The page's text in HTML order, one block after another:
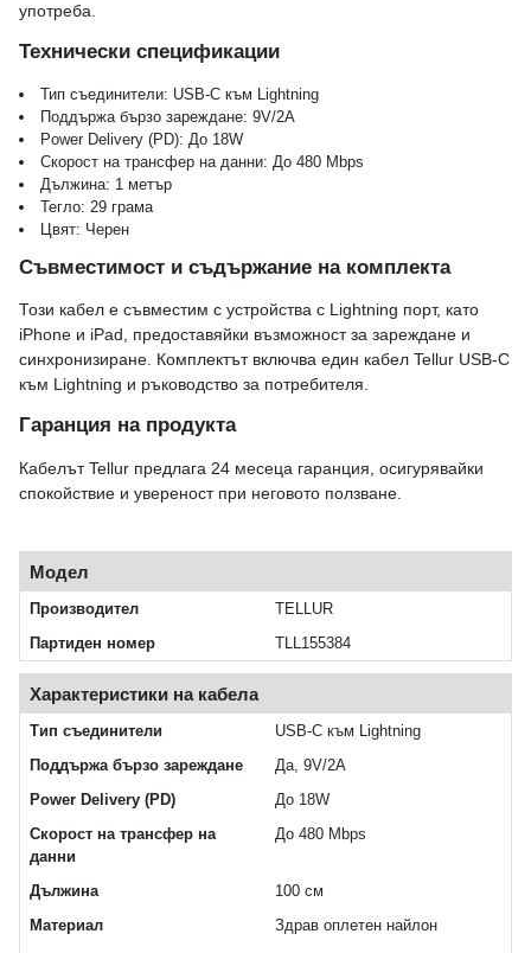
употреба.
Технически спецификации
Тип съединители: USB-C към Lightning
Поддържа бързо зареждане: 9V/2A
Power Delivery (PD): До 18W
Скорост на трансфер на данни: До 480 Mbps
Дължина: 1 метър
Тегло: 29 грама
Цвят: Черен
Съвместимост и съдържание на комплекта
Този кабел е съвместим с устройства с Lightning порт, като
iPhone и iPad, предоставяйки възможност за зареждане и
синхронизиране. Комплектът включва един кабел Tellur USB-C
към Lightning и ръководство за потребителя.
Гаранция на продукта
Кабелът Tellur предлага 24 месеца гаранция, осигурявайки
спокойствие и увереност при неговото ползване.
Модел
Производител
TELLUR
Партиден номер
TLL155384
Характеристики на кабела
Тип съединители
USB-C към Lightning
Поддържа бързо зареждане
Да, 9V/2A
Power Delivery (PD)
До 18W
Скорост на трансфер на
данни
До 480 Mbps
Дължина
100 см
Материал
Здрав оплетен найлон